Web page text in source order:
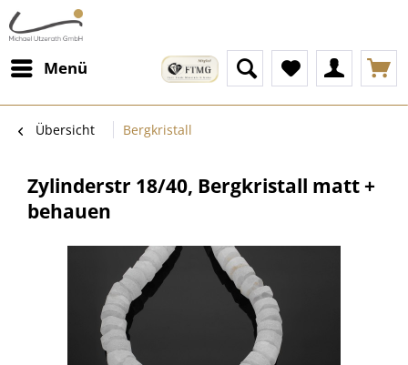
Menü
Übersicht Bergkristall
Zylinderstr 18/40, Bergkristall matt +
behauen